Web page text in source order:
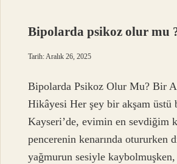
Bipolarda psikoz olur mu
Tarih: Aralık 26, 2025
Bipolarda Psikoz Olur Mu? Bir
Hikâyesi Her şey bir akşam üstü
Kayseri’de, evimin en sevdiğim
pencerenin kenarında otururken
yağmurun sesiyle